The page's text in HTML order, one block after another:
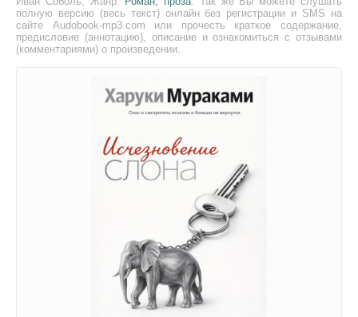
полную версию (весь текст) онлайн без регистрации и SMS на
сайте Audobook-mp3.com или прочесть краткое содержание,
предисловие (аннотацию), описание и ознакомиться с отзывами
(комментариями) о произведении.